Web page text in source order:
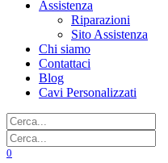
Assistenza
Riparazioni
Sito Assistenza
Chi siamo
Contattaci
Blog
Cavi Personalizzati
0